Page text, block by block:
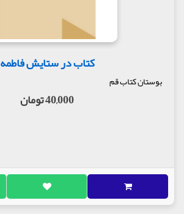
کتاب در ستایش فاطمه
بوستان کتاب قم
40,000 تومان